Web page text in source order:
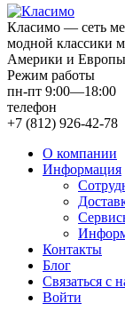
Класимо — cеть
модной классики
Америки и
Режим работы
пн-пт 9:00—18:00
телефон
+7 (812) 926-42-78
О компании
Информация
Контакты
Блог
Связаться с
Войти